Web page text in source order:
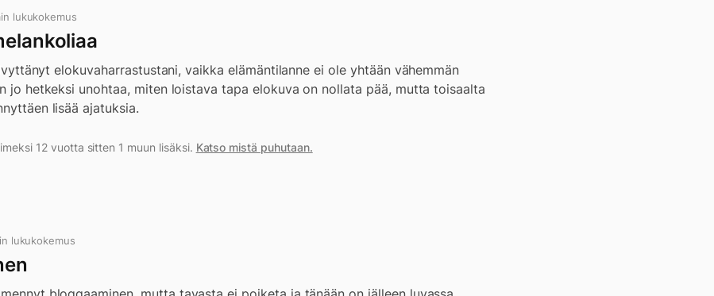
lukukokemus
elokuvaharrastustani, vaikka elämäntilanne ei ole yhtään vähemmän
jo hetkeksi unohtaa, miten loistava tapa elokuva on nollata pää, mutta toisaalta
lisää ajatuksia.
12 vuotta sitten 1 muun lisäksi. Katso mistä puhutaan.
lukukokemus